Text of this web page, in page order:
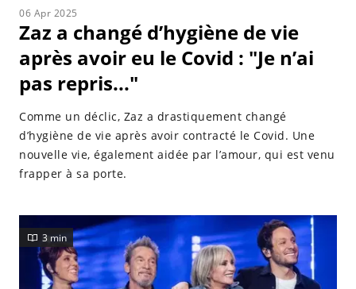
06 Apr 2025
Zaz a changé d’hygiène de vie
après avoir eu le Covid : "Je n’ai
pas repris..."
Comme un déclic, Zaz a drastiquement changé
d’hygiène de vie après avoir contracté le Covid. Une
nouvelle vie, également aidée par l’amour, qui est venu
frapper à sa porte.
3 min